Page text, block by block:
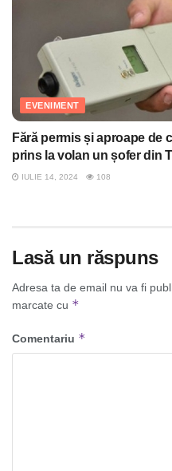
EVENIMENT
Fără permis și aproape de
prins la volan un șofer din
IULIE 14, 2024 108
Lasă un răspuns
Adresa ta de email nu va fi
marcate cu *
Comentariu *